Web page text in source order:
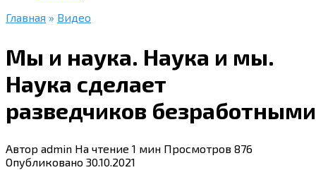
Главная » Видео
Мы и наука. Наука и мы.
Наука сделает
разведчиков безработными
Автор admin На чтение 1 мин Просмотров 876
Опубликовано 30.10.2021